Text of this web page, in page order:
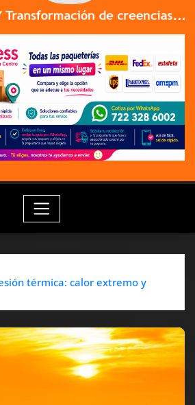
térmica: calor extremo y